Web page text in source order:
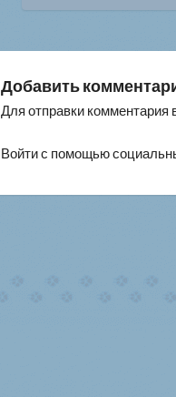
по
записям
Добавить
Для отправки комментария
Войти с помощью